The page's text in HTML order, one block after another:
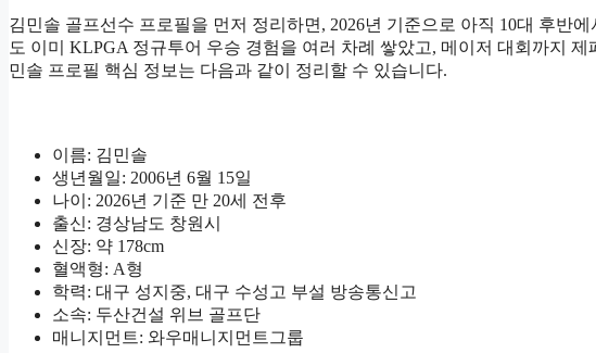
김민솔 골프선수 프로필을 먼저 정리하면, 2026년 기준으로 아직 10대 후반
도 이미 KLPGA 정규투어 우승 경험을 여러 차례 쌓았고, 메이저 대회까지
민솔 프로필 핵심 정보는 다음과 같이 정리할 수 있습니다.
이름: 김민솔
생년월일: 2006년 6월 15일
나이: 2026년 기준 만 20세 전후
출신: 경상남도 창원시
신장: 약 178cm
혈액형: A형
학력: 대구 성지중, 대구 수성고 부설 방송통신고
소속: 두산건설 위브 골프단
매니지먼트: 와우매니지먼트그룹